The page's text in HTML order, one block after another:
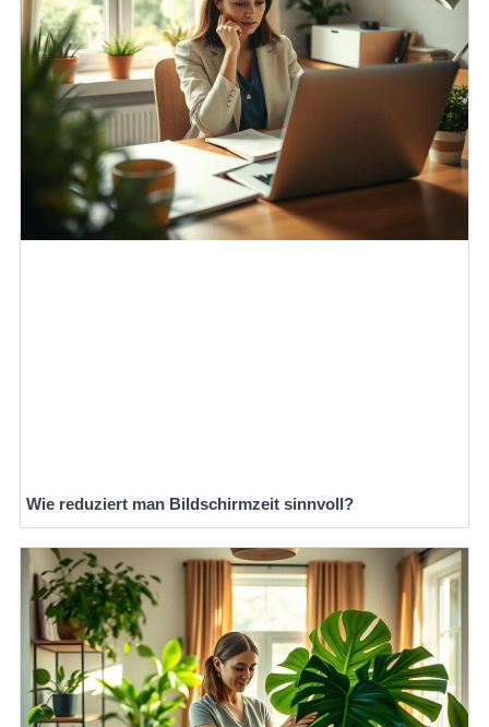
Wie reduziert man Bildschirmzeit sinnvoll?